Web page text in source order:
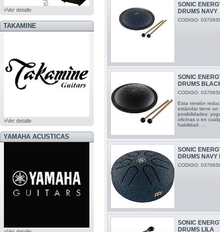
»Ver detalle
TAKAMINE
»Ver detalle
YAMAHA ACUSTICAS
SONIC
DRUMS NAVY
CODIGO:
SONIC
DRUMS
CODIGO:
Esta versión
estándar tiene un
posibilidades:
oficinas o en
habilidad. ...
SONIC
DRUMS NAVY
CODIGO:
SONIC
DRUMS LILA